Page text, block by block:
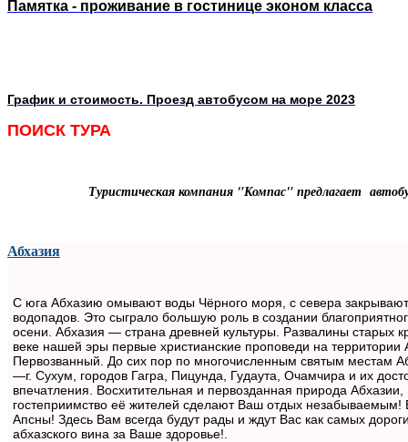
Памятка - проживание в гостинице эконом класса
График и стоимость. Проезд автобусом на море 2023
ПОИСК ТУРА
Туристическая компания "Компас" предлагает
Абхазия
С юга Абхазию омывают воды Чёрного моря, с севера
водопадов. Это сыграло большую роль в создании
осени. Абхазия — страна древней культуры. Развалины
веке нашей эры первые христианские проповеди на
Первозванный. До сих пор по многочисленным святым местам
—г. Сухум, городов Гагра, Пицунда, Гудаута, Очамчира и их
впечатления. Восхитительная и первозданная природа
гостеприимство её жителей сделают Ваш отдых
Апсны! Здесь Вам всегда будут рады и ждут Вас как самых
абхазского вина за Ваше здоровье!.